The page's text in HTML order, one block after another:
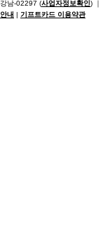
강남-02297 (사업자정보확인) ｜
안내 | 기프트카드 이용약관